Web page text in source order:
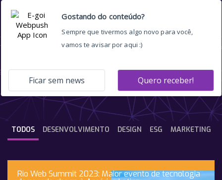
funil de vendas
DESENVOLVIMENTO DESIGN ESG MARKETING
TODOS
Rio Web Summit 2023: Maior evento de tecnologia